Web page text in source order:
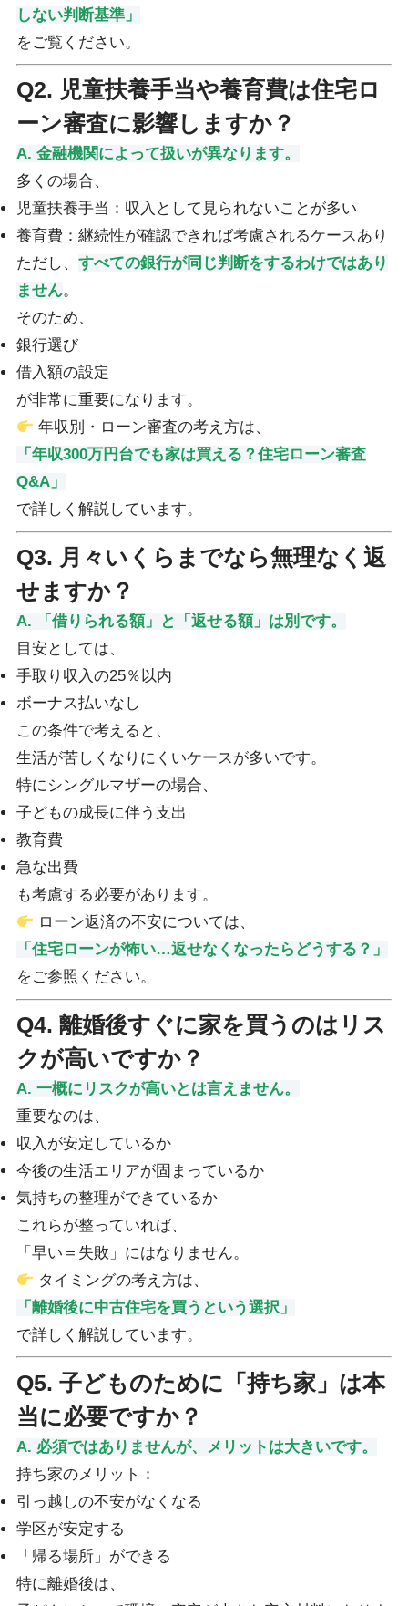
しない判断基準」
をご覧ください。
Q2. 児童扶養手当や養育費は住宅ロ
ーン審査に影響しますか？
A. 金融機関によって扱いが異なります。
多くの場合、
児童扶養手当：収入として見られないことが多い
養育費：継続性が確認できれば考慮されるケースあり
ただし、 すべての銀行が同じ判断をするわけではあり
ません。
そのため、
銀行選び
借入額の設定
が非常に重要になります。
年収別・ローン審査の考え方は、
「年収300万円台でも家は買える？住宅ローン審査
Q&A」
で詳しく解説しています。
Q3. 月々いくらまでなら無理なく返
せますか？
A. 「借りられる額」と「返せる額」は別です。
目安としては、
手取り収入の25％以内
ボーナス払いなし
この条件で考えると、
生活が苦しくなりにくいケースが多いです。
特にシングルマザーの場合、
子どもの成長に伴う支出
教育費
急な出費
も考慮する必要があります。
ローン返済の不安については、
「住宅ローンが怖い…返せなくなったらどうする？」
をご参照ください。
Q4. 離婚後すぐに家を買うのはリス
クが高いですか？
A. 一概にリスクが高いとは言えません。
重要なのは、
収入が安定しているか
今後の生活エリアが固まっているか
気持ちの整理ができているか
これらが整っていれば、
「早い＝失敗」にはなりません。
タイミングの考え方は、
「離婚後に中古住宅を買うという選択」
で詳しく解説しています。
Q5. 子どものために「持ち家」は本
当に必要ですか？
A. 必須ではありませんが、メリットは大きいです。
持ち家のメリット：
引っ越しの不安がなくなる
学区が安定する
「帰る場所」ができる
特に離婚後は、